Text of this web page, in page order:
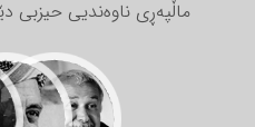
ماڵپەڕی ناوەندیی حیزبی